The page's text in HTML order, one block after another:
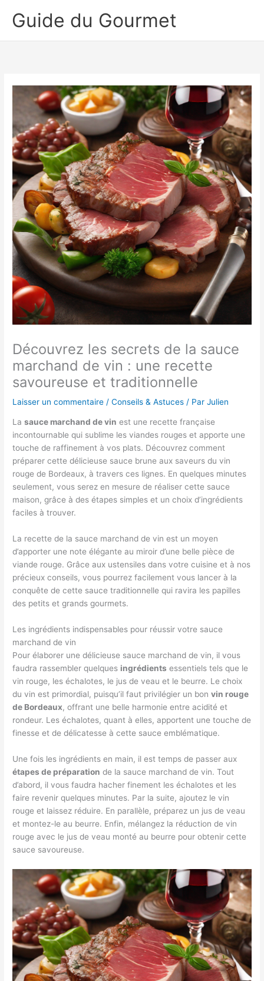
Guide du Gourmet
Découvrez les secrets de la sauce
marchand de vin : une recette
savoureuse et traditionnelle
Laisser un commentaire /Conseils & Astuces / ParJulien
Lasauce marchand de vin est une recette française
incontournable qui sublime les viandes rouges et apporte une
touche de raffinement à vos plats. Découvrez comment
préparer cette délicieuse sauce brune aux saveurs du vin
rouge de Bordeaux, à travers ces lignes. En quelques minutes
seulement, vous serez en mesure de réaliser cette sauce
maison, grâce à des étapes simples et un choix d’ingrédients
faciles à trouver.
La recette de la sauce marchand de vin est un moyen
d’apporter une note élégante au miroir d’une belle pièce de
viande rouge. Grâce aux ustensiles dans votre cuisine et à nos
précieux conseils, vous pourrez facilement vous lancer à la
conquête de cette sauce traditionnelle qui ravira les papilles
des petits et grands gourmets.
Les ingrédients indispensables pour réussir votre sauce
marchand de vin
Pour élaborer une délicieuse sauce marchand de vin, il vous
faudra rassembler quelques ingrédients essentiels tels que le
vin rouge, les échalotes, le jus de veau et le beurre. Le choix
du vin est primordial, puisqu’il faut privilégier un bonvin rouge
de Bordeaux, offrant une belle harmonie entre acidité et
rondeur. Les échalotes, quant à elles, apportent une touche de
finesse et de délicatesse à cette sauce emblématique.
Une fois les ingrédients en main, il est temps de passer aux
étapes de préparation de la sauce marchand de vin. Tout
d’abord, il vous faudra hacher finement les échalotes et les
faire revenir quelques minutes. Par la suite, ajoutez le vin
rouge et laissez réduire. En parallèle, préparez un jus de veau
et montez-le au beurre. Enfin, mélangez la réduction de vin
rouge avec le jus de veau monté au beurre pour obtenir cette
sauce savoureuse.